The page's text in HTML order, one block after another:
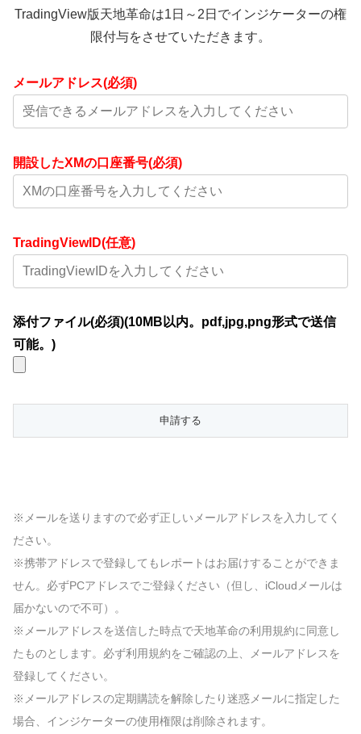
TradingView版天地革命は1日～2日でインジケーターの権
限付与をさせていただきます。
メールアドレス(必須)
開設したXMの口座番号(必須)
TradingViewID(任意)
添付ファイル(必須)(10MB以内。pdf,jpg,png形式で送信
可能。)
※メールを送りますので必ず正しいメールアドレスを入力してく
ださい。
※携帯アドレスで登録してもレポートはお届けすることができま
せん。必ずPCアドレスでご登録ください（但し、iCloudメールは
届かないので不可）。
※メールアドレスを送信した時点で天地革命の利用規約に同意し
たものとします。必ず利用規約をご確認の上、メールアドレスを
登録してください。
※メールアドレスの定期購読を解除したり迷惑メールに指定した
場合、インジケーターの使用権限は削除されます。